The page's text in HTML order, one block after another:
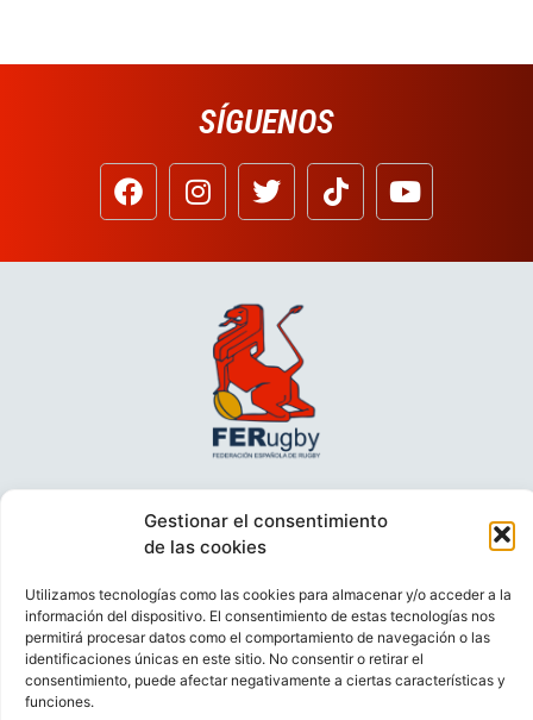
Gestionar el consentimiento
de las cookies
Utilizamos tecnologías como las cookies para almacenar y/o acceder a la
información del dispositivo. El consentimiento de estas tecnologías nos
permitirá procesar datos como el comportamiento de navegación o las
identificaciones únicas en este sitio. No consentir o retirar el
consentimiento, puede afectar negativamente a ciertas características y
funciones.
SÍGUENOS
VIDEOCONFERENCIASPOLÍTICA DE PRIVACIDAD
POLÍTICA DE COOKIES